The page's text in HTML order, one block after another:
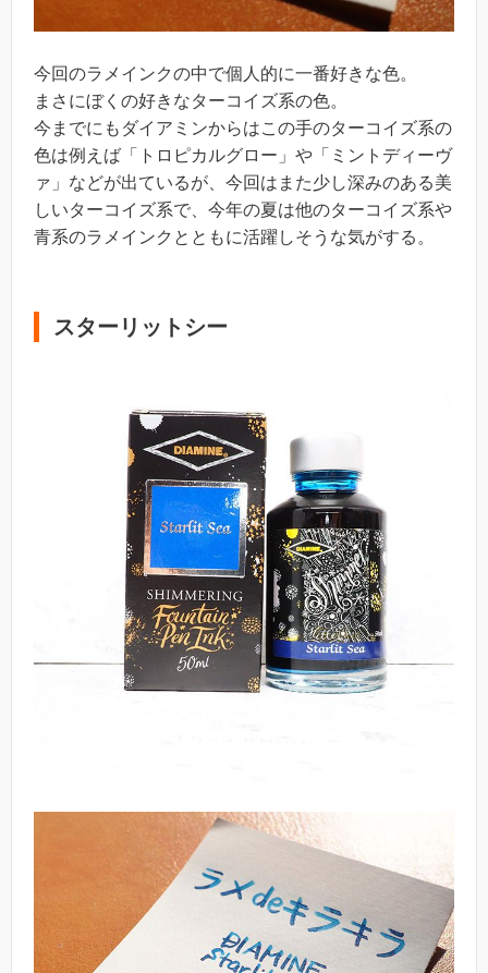
今回のラメインクの中で個人的に一番好きな色。
まさにぼくの好きなターコイズ系の色。
今までにもダイアミンからはこの手のターコイズ系の
色は例えば「トロピカルグロー」や「ミントディーヴ
ァ」などが出ているが、今回はまた少し深みのある美
しいターコイズ系で、今年の夏は他のターコイズ系や
青系のラメインクとともに活躍しそうな気がする。
スターリットシー